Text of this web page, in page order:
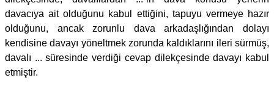
davacıya ait olduğunu kabul ettiğini, tapuyu vermeye hazır
olduğunu, ancak zorunlu dava arkadaşlığından dolayı
kendisine davayı yöneltmek zorunda kaldıklarını ileri sürmüş,
davalı ... süresinde verdiği cevap dilekçesinde davayı kabul
etmiştir.